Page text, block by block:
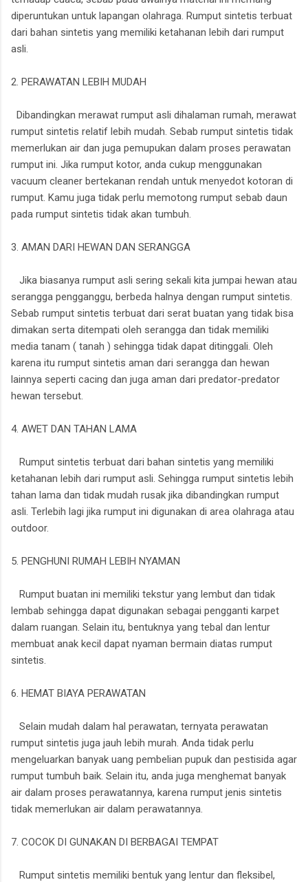
diperuntukan untuk lapangan olahraga. Rumput sintetis terbuat
dari bahan sintetis yang memiliki ketahanan lebih dari rumput
asli.
2. PERAWATAN LEBIH MUDAH
Dibandingkan merawat rumput asli dihalaman rumah, merawat
rumput sintetis relatif lebih mudah. Sebab rumput sintetis tidak
memerlukan air dan juga pemupukan dalam proses perawatan
rumput ini. Jika rumput kotor, anda cukup menggunakan
vacuum cleaner bertekanan rendah untuk menyedot kotoran di
rumput. Kamu juga tidak perlu memotong rumput sebab daun
pada rumput sintetis tidak akan tumbuh.
3. AMAN DARI HEWAN DAN SERANGGA
Jika biasanya rumput asli sering sekali kita jumpai hewan atau
serangga pengganggu, berbeda halnya dengan rumput sintetis.
Sebab rumput sintetis terbuat dari serat buatan yang tidak bisa
dimakan serta ditempati oleh serangga dan tidak memiliki
media tanam ( tanah ) sehingga tidak dapat ditinggali. Oleh
karena itu rumput sintetis aman dari serangga dan hewan
lainnya seperti cacing dan juga aman dari predator-predator
hewan tersebut.
4. AWET DAN TAHAN LAMA
Rumput sintetis terbuat dari bahan sintetis yang memiliki
ketahanan lebih dari rumput asli. Sehingga rumput sintetis lebih
tahan lama dan tidak mudah rusak jika dibandingkan rumput
asli. Terlebih lagi jika rumput ini digunakan di area olahraga atau
outdoor.
5. PENGHUNI RUMAH LEBIH NYAMAN
Rumput buatan ini memiliki tekstur yang lembut dan tidak
lembab sehingga dapat digunakan sebagai pengganti karpet
dalam ruangan. Selain itu, bentuknya yang tebal dan lentur
membuat anak kecil dapat nyaman bermain diatas rumput
sintetis.
6. HEMAT BIAYA PERAWATAN
Selain mudah dalam hal perawatan, ternyata perawatan
rumput sintetis juga jauh lebih murah. Anda tidak perlu
mengeluarkan banyak uang pembelian pupuk dan pestisida agar
rumput tumbuh baik. Selain itu, anda juga menghemat banyak
air dalam proses perawatannya, karena rumput jenis sintetis
tidak memerlukan air dalam perawatannya.
7. COCOK DI GUNAKAN DI BERBAGAI TEMPAT
Rumput sintetis memiliki bentuk yang lentur dan fleksibel,